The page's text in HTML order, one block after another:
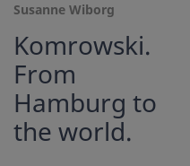
Susanne Wiborg
Komrowski.
From
Hamburg to
the world.